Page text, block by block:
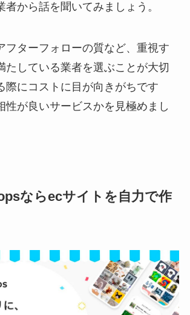
者から話を聞いてみましょう。
フターフォローの質など、重視す
たしている業者を選ぶことが大切
際にコストに目が向きがちです
性が良いサービスかを見極めまし
ならecサイトを自力で作